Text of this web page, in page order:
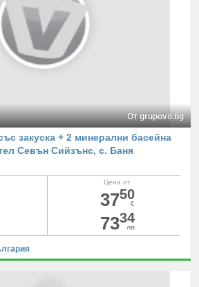
От grupovo.bg
закуска + 2 минерални басейна
Севън Сийзънс, с. Баня
Цена от
3750
€
7334
лв